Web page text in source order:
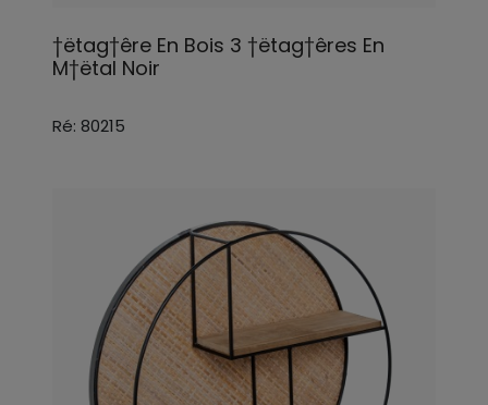
†ëtag†êre En Bois 3 †ëtag†êres En
M†ëtal Noir
Ré: 80215